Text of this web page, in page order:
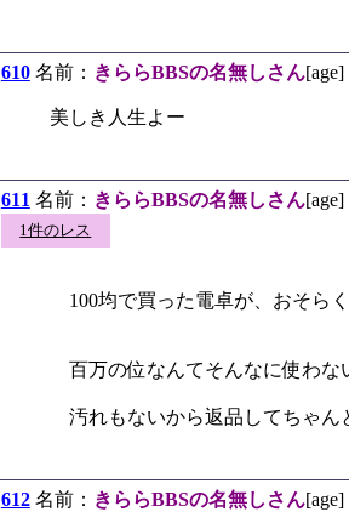
610名前： きららBBSの名無しさん[age]
美しき人生よー
611 名前： きららBBSの名無しさん[age]
1件のレス
100均で買った電卓が、おそら
百万の位なんてそんなに使わな
汚れもないから返品してちゃん
612名前： きららBBSの名無しさん[age]